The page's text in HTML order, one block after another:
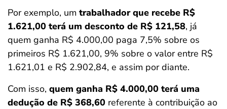
Por exemplo, um trabalhador que recebe R$
1.621,00 terá um desconto de R$ 121,58, já
quem ganha R$ 4.000,00 paga 7,5% sobre os
primeiros R$ 1.621,00, 9% sobre o valor entre R$
1.621,01 e R$ 2.902,84, e assim por diante.
Com isso, quem ganha R$ 4.000,00 terá uma
dedução de R$ 368,60 referente à contribuição ao